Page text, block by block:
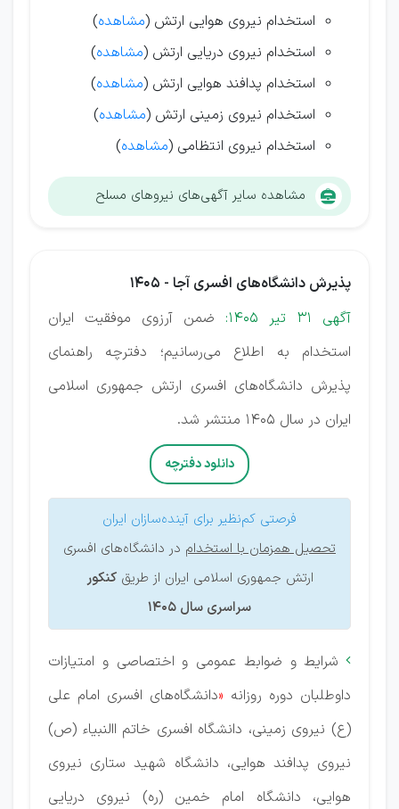
استخدام نیروی هوایی ارتش (مشاهده)
استخدام نیروی دریایی ارتش (مشاهده)
استخدام پدافند هوایی ارتش (مشاهده)
استخدام نیروی زمینی ارتش (مشاهده)
استخدام نیروی انتظامی (مشاهده)
مشاهده سایر آگهی‌های نیروهای مسلح
پذیرش دانشگاه‌های افسری آجا - 1405
آگهی 31 تیر 1405:
ضمن آرزوی موفقیت ایران
استخدام به اطلاع می‌رسانیم؛ دفترچه راهنمای
پذیرش دانشگاه‌های افسری ارتش جمهوری اسلامی
ایران در سال 1405 منتشر شد.
دانلود دفترچه
فرصتی کم‌نظیر برای آینده‌سازان ایران
تحصیل همزمان با استخدام در دانشگاه‌های افسری
ارتش جمهوری اسلامی ایران از طریقکنکور
سراسری سال 1405
 شرایط و ضوابط عمومی و اختصاصی و امتیازات
داوطلبان دوره روزانه «دانشگاه‌های افسری امام علی
(ع) نیروی زمینی، دانشگاه افسری خاتم االنبیاء (ص)
نیروی پدافند هوایی، دانشگاه شهید ستاری نیروی
هوایی، دانشگاه امام خمین (ره) نیروی دریایی